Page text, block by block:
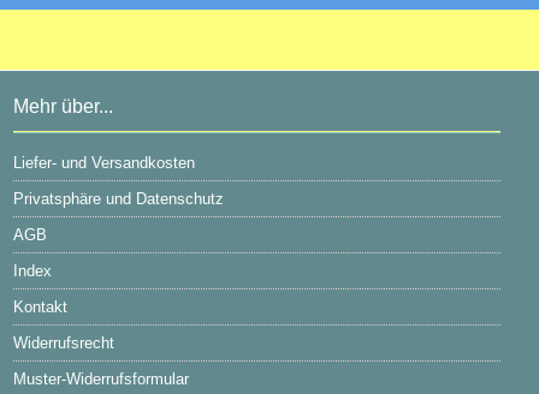
Mehr über...
Liefer- und Versandkosten
Privatsphäre und Datenschutz
AGB
Index
Kontakt
Widerrufsrecht
Muster-Widerrufsformular